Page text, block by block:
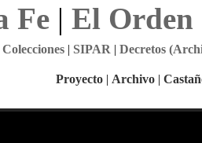
Fe| El Orden
Colecciones| SIPAR | Decretos
Proyecto | Archivo |